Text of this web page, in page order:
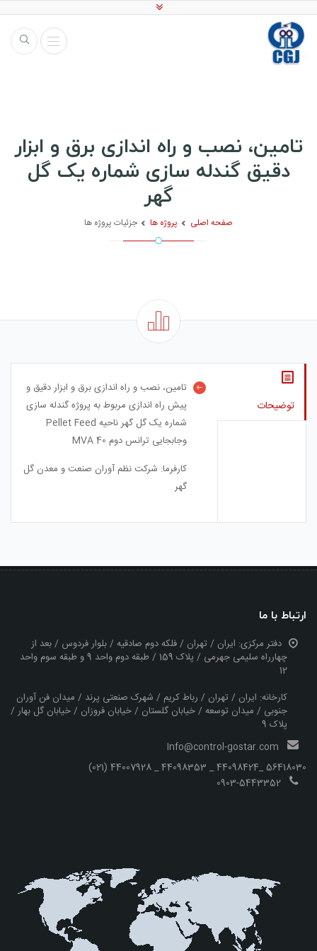
تامین، نصب و راه اندازی برق و ابزار
دقیق گندله سازی شماره یک گل
گهر
صفحه اصلی پروژه ها جزئیات پروژه ها
توضیحات
تامین، نصب و راه اندازی برق و ابزار دقیق و
پیش راه اندازی مربوط به پروژه گندله سازی
شماره یک گل گهر ناحیه Pellet Feed
وجابجایی ترانس دوم 40 MVA
کارفرما: شرکت نظم آوران صنعت و معدن گل
گهر
ارتباط با ما
دفتر مرکزی: ایران / تهران / فلکه دوم صادقیه / بلوار فردوس / بعد از
چهارراه سلیمی جهرمی / پلاک 159 / طبقه دوم واحد 9 و طبقه سوم واحد
کارخانه: ایران / تهران / رباط کریم / شهرک صنعتی پرند / میدان فن آوران
جنوبی / میدان توسعه / خیابان گلستان / خیابان فروزان / خیابان گل بهار /
پلاک 9
Info@control-gostar.com
(021) 44007928 _ 44098353 _ 44098424_ 56418030
0903-5443352